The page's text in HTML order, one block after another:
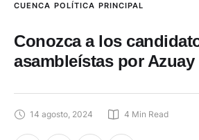
CUENCA POLÍTICA PRINCIPAL
Conozca a los
asambleístas por Azuay
14 agosto, 2024 4 Min Read